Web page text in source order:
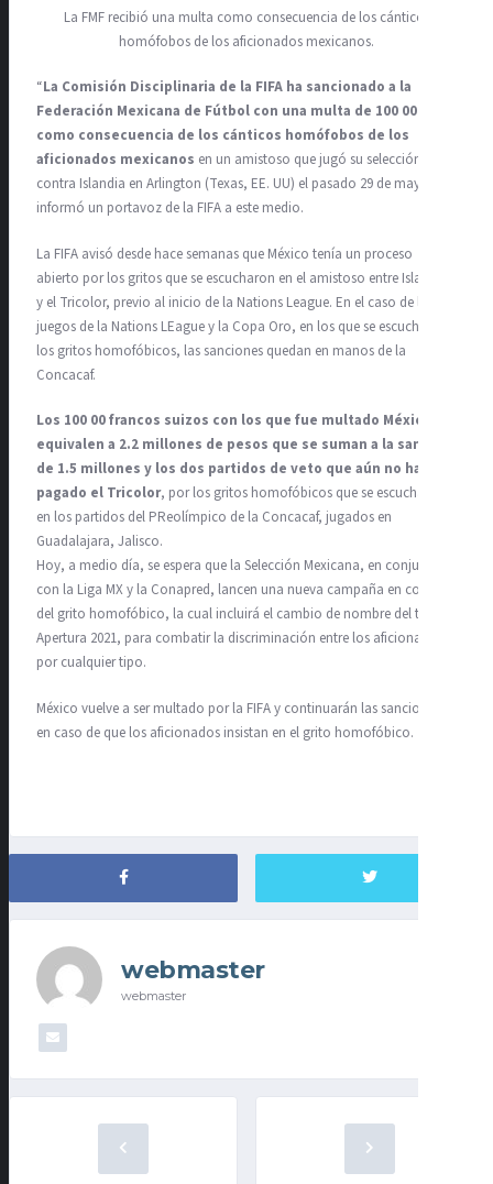
La FMF recibió una multa como consecuencia de los cánticos
homófobos de los aficionados mexicanos.
“La Comisión Disciplinaria de la FIFA ha sancionado a la
Federación Mexicana de Fútbol con una multa de 100 000 CHF
como consecuencia de los cánticos homófobos de los
aficionados mexicanos en un amistoso que jugó su selección
contra Islandia en Arlington (Texas, EE. UU) el pasado 29 de mayo”,
informó un portavoz de la FIFA a este medio.
La FIFA avisó desde hace semanas que México tenía un proceso
abierto por los gritos que se escucharon en el amistoso entre Islandia
y el Tricolor, previo al inicio de la Nations League. En el caso de los
juegos de la Nations LEague y la Copa Oro, en los que se escucharon
los gritos homofóbicos, las sanciones quedan en manos de la
Concacaf.
Los 100 00 francos suizos con los que fue multado México
equivalen a 2.2 millones de pesos que se suman a la sanción
de 1.5 millones y los dos partidos de veto que aún no ha
pagado el Tricolor, por los gritos homofóbicos que se escucharon
en los partidos del PReolímpico de la Concacaf, jugados en
Guadalajara, Jalisco.
Hoy, a medio día, se espera que la Selección Mexicana, en conjunto
con la Liga MX y la Conapred, lancen una nueva campaña en contra
del grito homofóbico, la cual incluirá el cambio de nombre del torneo
Apertura 2021, para combatir la discriminación entre los aficionados,
por cualquier tipo.
México vuelve a ser multado por la FIFA y continuarán las sanciones,
en caso de que los aficionados insistan en el grito homofóbico.
webmaster
webmaster